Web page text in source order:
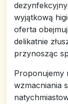
wyjątkową
oferta
delikatnie
przynosząc
Proponujemy
wzmacniania